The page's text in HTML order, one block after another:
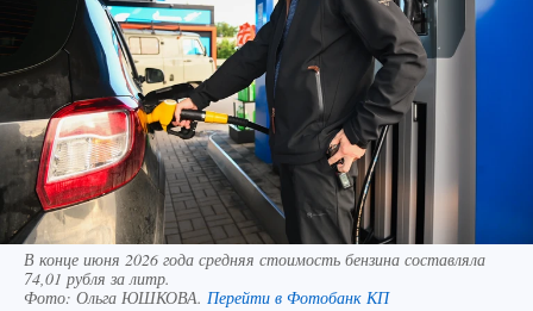
В конце июня 2026 года средняя стоимость бензина составляла
74,01 рубля за литр.
Фото: Ольга ЮШКОВА. Перейти в Фотобанк КП